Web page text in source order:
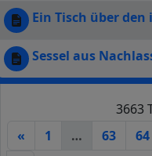
Ein Tisch über
Sessel aus
3663
« 1 … 63 64